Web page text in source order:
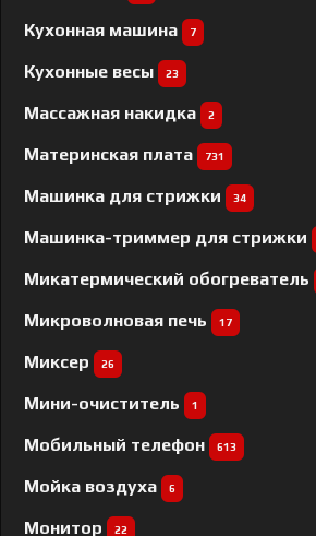
Кухонная машина 7
Кухонные весы 23
Массажная накидка 2
Материнская плата 731
Машинка для стрижки 34
Машинка-триммер для стрижки
Микатермический обогреватель
Микроволновая печь 17
Миксер 26
Мини-очиститель 1
Мобильный телефон 613
Мойка воздуха 6
Монитор 22